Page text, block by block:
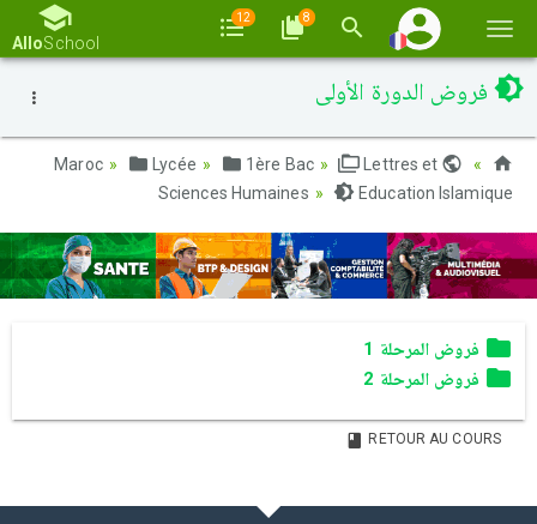
la
AlloSchool
12 8
فروض الدورة الأولى
Lycée 1ère Bac
Lettres et
Sciences Humaines
Education Islamique
فروض المرحلة 1
فروض المرحلة 2
RETOUR AU COURS